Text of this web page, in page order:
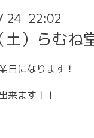
24 22:02
）らむね
日になります！
来ます！！